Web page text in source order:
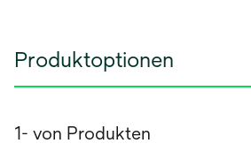
Produktoptionen
1- von Produkten